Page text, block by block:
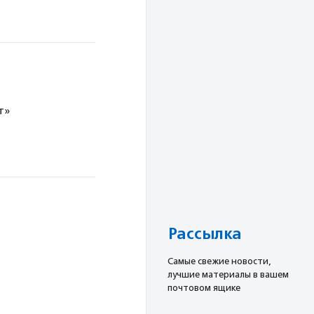
Рассылка
Cамые свежие новости,
лучшие материалы в вашем
почтовом ящике